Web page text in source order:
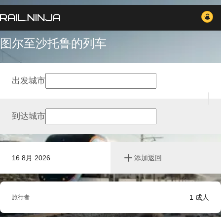
图尔至沙托鲁的列车
16 8月 2026 添加返回
出发城市
到达城市
旅行者 1 成人